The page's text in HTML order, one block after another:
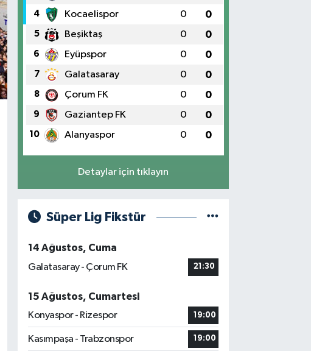
4 Kocaelispor 0 0
5 Beşiktaş 0 0
6 Eyüpspor 0 0
7 Galatasaray 0 0
8 Çorum FK 0 0
9 Gaziantep FK 0 0
10 Alanyaspor 0 0
Detaylar için tıklayın
Süper Lig Fikstür
14 Ağustos, Cuma
Galatasaray - Çorum FK
21:30
15 Ağustos, Cumartesi
Konyaspor - Rizespor
19:00
Kasımpaşa - Trabzonspor 19:00